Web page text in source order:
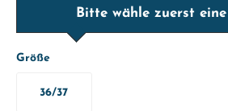
Bitte wähle zuerst
Größe
36/37